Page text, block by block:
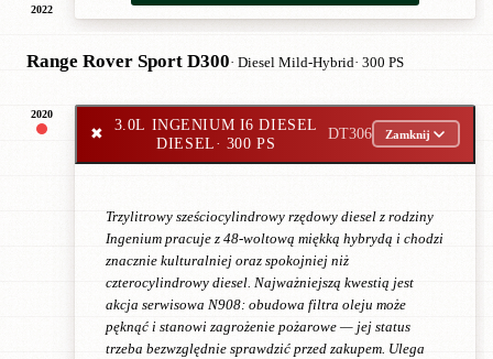
2022
Range Rover Sport D300· Diesel Mild-Hybrid· 300 PS
2020
✖
3.0L INGENIUM I6 DIESEL
DIESEL· 300 PS
DT306 Zamknij
Trzylitrowy sześciocylindrowy rzędowy diesel z rodziny
Ingenium pracuje z 48-woltową miękką hybrydą i chodzi
znacznie kulturalniej oraz spokojniej niż
czterocylindrowy diesel. Najważniejszą kwestią jest
akcja serwisowa N908: obudowa filtra oleju może
pęknąć i stanowi zagrożenie pożarowe — jej status
trzeba bezwzględnie sprawdzić przed zakupem. Ulega